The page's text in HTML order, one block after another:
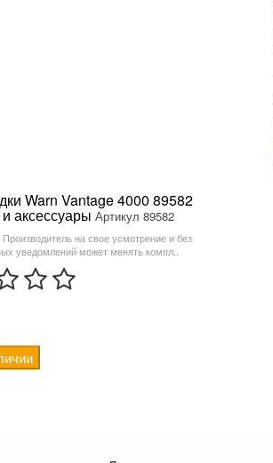
Warn Vantage 4000 89582
аксессуары Артикул 89582
на свое усмотрение и без
уведомлений может менять компл..